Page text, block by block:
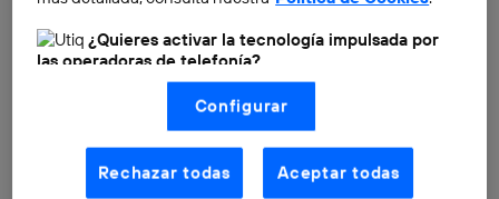
¿Quieres activar la tecnología impulsada por
las operadoras de telefonía?
Nosotros, Telefónica S.A., utilizamos la tecnología Utiq para
realizar nuestras acciones de marketing digital o análisis
(como se describe en este aviso de consentimiento)
basadas en tu navegación en nuestra(s) web(s)
aquí (solo cuando utilizas una conexión a
internet habilitada , proporcionada por una de las
Configurar
Rechazar todas Aceptar todas